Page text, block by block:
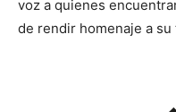
voz a quienes
de rendir homenaje a su